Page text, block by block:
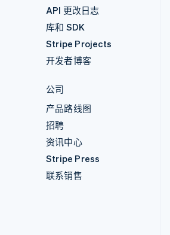
API 更改日志
库和 SDK
Stripe Projects
开发者博客
公司
产品路线图
招聘
资讯中心
Stripe Press
联系销售